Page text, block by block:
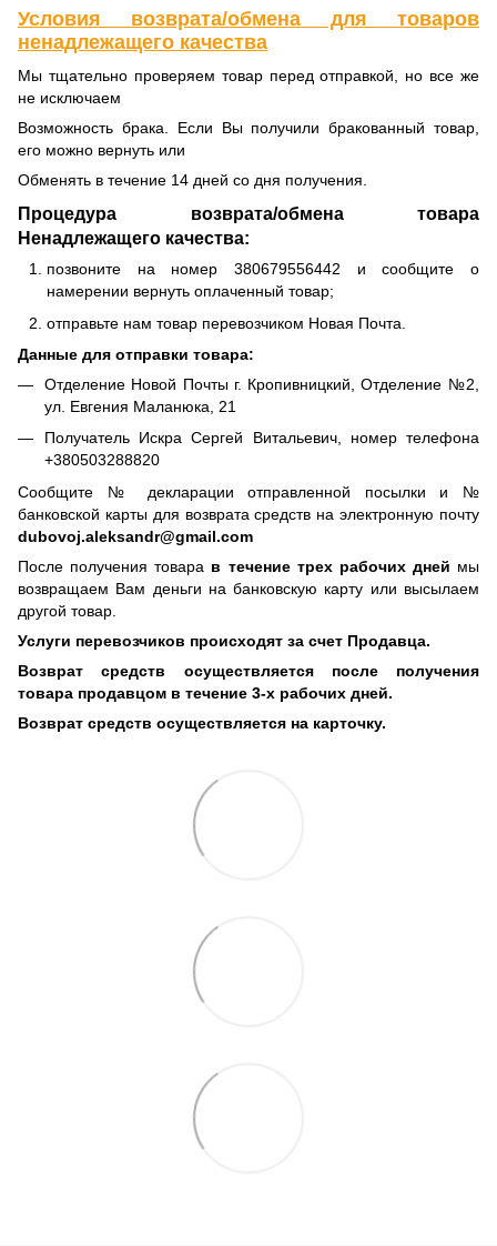
Условия возврата/обмена для товаров
ненадлежащего качества
Мы тщательно проверяем товар перед отправкой, но все же
не исключаем
Возможность брака. Если Вы получили бракованный товар,
его можно вернуть или
Обменять в течение 14 дней со дня получения.
Процедура возврата/обмена товара
Ненадлежащего качества:
позвоните на номер 380679556442 и сообщите о
намерении вернуть оплаченный товар;
отправьте нам товар перевозчиком Новая Почта.
Данные для отправки товара:
Отделение Новой Почты г. Кропивницкий, Отделение №2,
ул. Евгения Маланюка, 21
Получатель Искра Сергей Витальевич, номер телефона
+380503288820
Сообщите № декларации отправленной посылки и №
банковской карты для возврата средств на электронную почту
dubovoj.aleksandr@gmail.com
После получения товара в течение трех рабочих дней мы
возвращаем Вам деньги на банковскую карту или высылаем
другой товар.
Услуги перевозчиков происходят за счет Продавца.
Возврат средств осуществляется после получения
товара продавцом в течение 3-х рабочих дней.
Возврат средств осуществляется на карточку.